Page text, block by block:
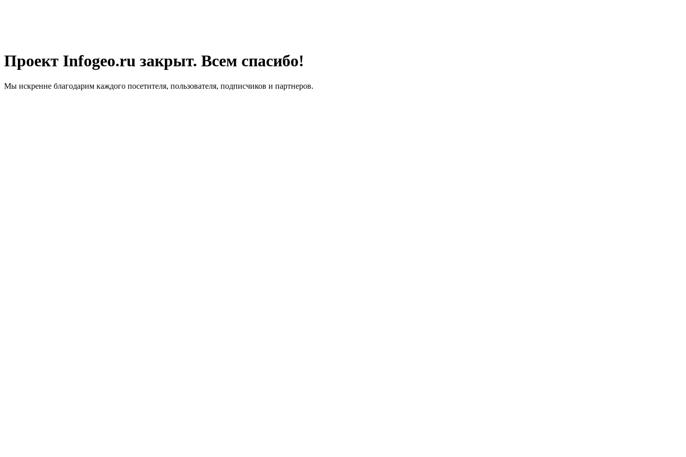
Проект Infogeo.ru закрыт. Всем спасибо!
Мы искренне благодарим каждого посетителя, пользователя, подписчиков и партнеров.